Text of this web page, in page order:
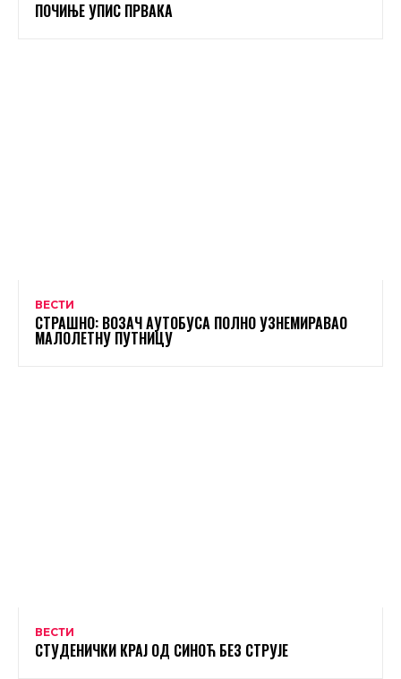
ПОЧИЊЕ УПИС ПРВАКА
ВЕСТИ
СТРАШНО: ВОЗАЧ АУТОБУСА ПОЛНО УЗНЕМИРАВАО
МАЛОЛЕТНУ ПУТНИЦУ
ВЕСТИ
СТУДЕНИЧКИ КРАЈ ОД СИНОЋ БЕЗ СТРУЈЕ